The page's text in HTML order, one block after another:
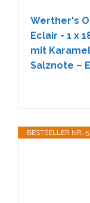
Werther's
Eclair - 1 x
mit
Salznote –
BESTSELLER NR. 5